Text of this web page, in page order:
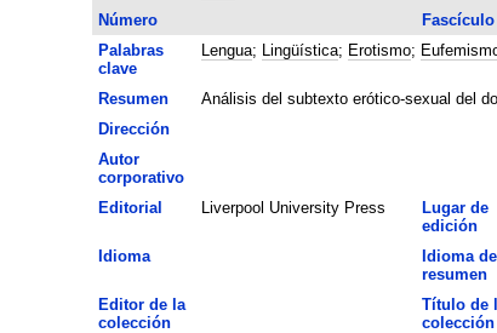
Número
Fascículo
Palabras
clave
Lengua; Lingüística; Erotismo;
Resumen
Análisis del subtexto erótico-sexual del
Dirección
Autor
corporativo
Editorial Liverpool University Press
Lugar de
edición
Idioma
Idioma del
resumen
Editor de la
colección
Título de
colección